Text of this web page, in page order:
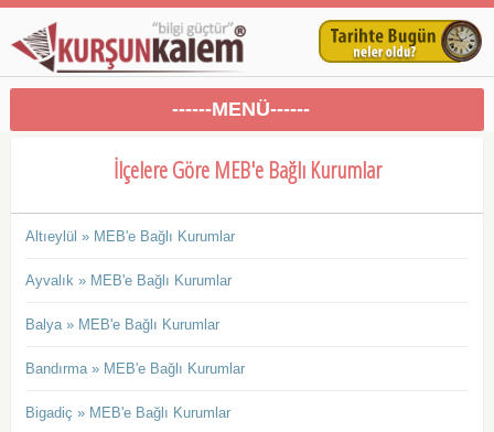
------MENÜ------
İlçelere Göre MEB'e Bağlı Kurumlar
Altıeylül » MEB'e Bağlı Kurumlar
Ayvalık » MEB'e Bağlı Kurumlar
Balya » MEB'e Bağlı Kurumlar
Bandırma » MEB'e Bağlı Kurumlar
Bigadiç » MEB'e Bağlı Kurumlar